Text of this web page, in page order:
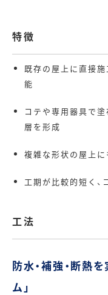
特徴
既存の屋上に直接施
能
コテや専用器具で
層を形成
複雑な形状の屋上
工期が比較的短く、
工法
防水・補強・断熱
ム」